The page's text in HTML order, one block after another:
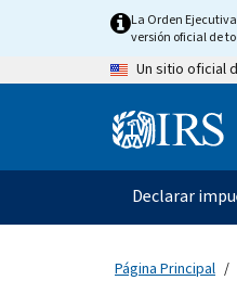
content
La Orden
versión oficial de
Un sitio oficial
principal
Declarar
Página Principal